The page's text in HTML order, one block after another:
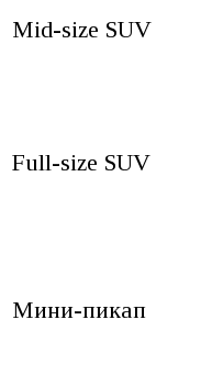
Mid-size SUV
Full-size SUV
Мини-пикап